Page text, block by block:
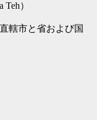
）
轄市と省および国